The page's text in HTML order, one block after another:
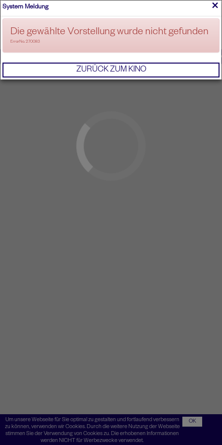
ANMELDEN
Um unsere Webseite für Sie optimal zu gestalten und fortlaufend verbessern
zu können, verwenden wir Cookies. Durch die weitere Nutzung der Webseite
stimmen Sie der Verwendung von Cookies zu. Die erhobenen Informationen
werden NICHT für Werbezwecke verwendet.
OK
×
System Meldung
Die gewählte Vorstellung wurde nicht gefunden
ErrorNo. 270083
ZURÜCK ZUM KINO